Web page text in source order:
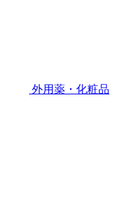
外用薬・化粧品